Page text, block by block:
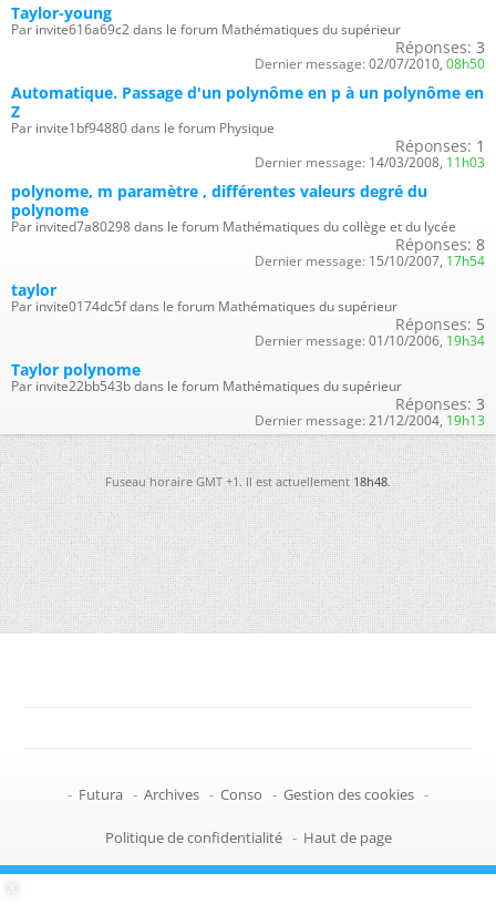
Taylor-young
Par invite616a69c2 dans le forum Mathématiques du supérieur
Réponses: 3
Dernier message: 02/07/2010, 08h50
Automatique. Passage d'un polynôme en p à un polynôme en
Z
Par invite1bf94880 dans le forum Physique
Réponses: 1
Dernier message: 14/03/2008, 11h03
polynome, m paramètre , différentes valeurs degré du
polynome
Par invited7a80298 dans le forum Mathématiques du collège et du lycée
Réponses: 8
Dernier message: 15/10/2007, 17h54
taylor
Par invite0174dc5f dans le forum Mathématiques du supérieur
Réponses: 5
Dernier message: 01/10/2006, 19h34
Taylor polynome
Par invite22bb543b dans le forum Mathématiques du supérieur
Réponses: 3
Dernier message: 21/12/2004, 19h13
Fuseau horaire GMT +1. Il est actuellement18h48.
- Futura - Archives - Conso - Gestion des cookies -
Politique de confidentialité - Haut de page